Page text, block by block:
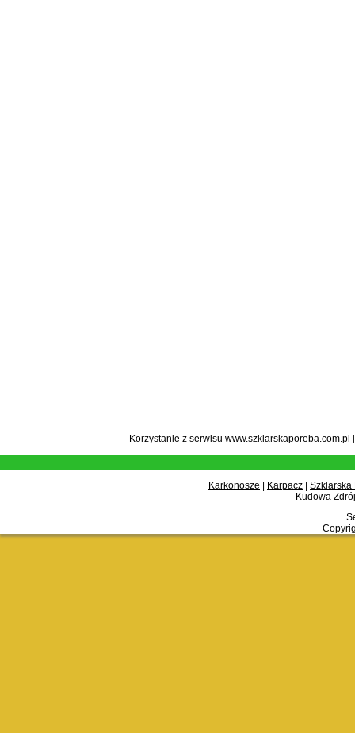
Korzystanie z serwisu
Karkonosze Karpacz
Szklarska
Kudowa